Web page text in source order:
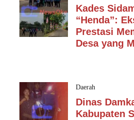
Kades
“Henda”:
Prestasi
Desa yang
Daerah
Dinas
Kabupaten